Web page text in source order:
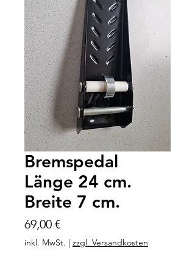
Bremspedal
Länge 24 cm.
Breite 7 cm.
69,00 €Preis
inkl. MwSt. | zzgl. Versandkosten